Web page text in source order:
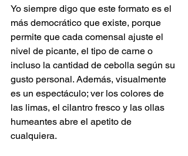
Yo siempre digo que este formato es el
más democrático que existe, porque
permite que cada comensal ajuste el
nivel de picante, el tipo de carne o
incluso la cantidad de cebolla según su
gusto personal. Además, visualmente
es un espectáculo; ver los colores de
las limas, el cilantro fresco y las ollas
humeantes abre el apetito de
cualquiera.